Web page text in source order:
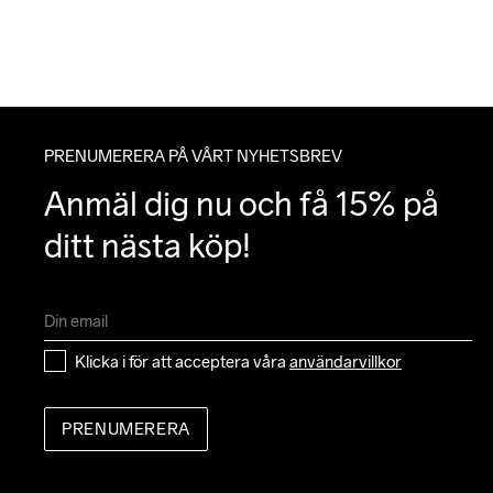
PRENUMERERA PÅ VÅRT NYHETSBREV
Anmäl dig nu och få 15% på
ditt nästa köp!
Klicka i för att acceptera våra användarvillkor
PRENUMERERA